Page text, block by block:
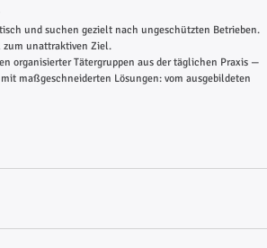
und suchen gezielt nach ungeschützten Betrieben.
zum unattraktiven Ziel.
organisierter Tätergruppen aus der täglichen Praxis —
maßgeschneiderten Lösungen: vom ausgebildeten